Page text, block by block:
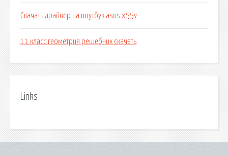
Скачать драйвер на ноутбук asus x55v
11 класс геометрия решебник скачать
Links